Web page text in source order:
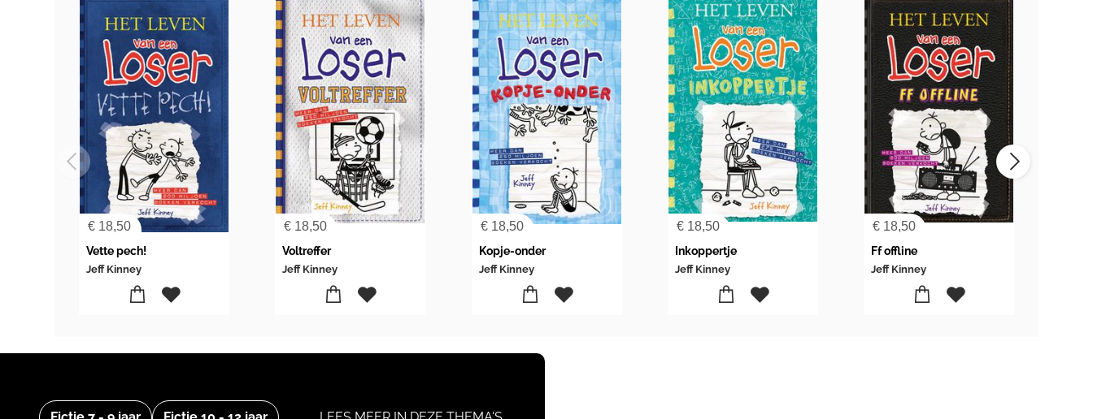
€ 18,50
Vette pech!
Jeff Kinney
€ 18,50
Voltreffer
Jeff Kinney
€18,50
Kopje-onder
Jeff Kinney
€18,50
Inkoppertje
Jeff Kinney
€ 18,50
Ff offline
Jeff Kinney